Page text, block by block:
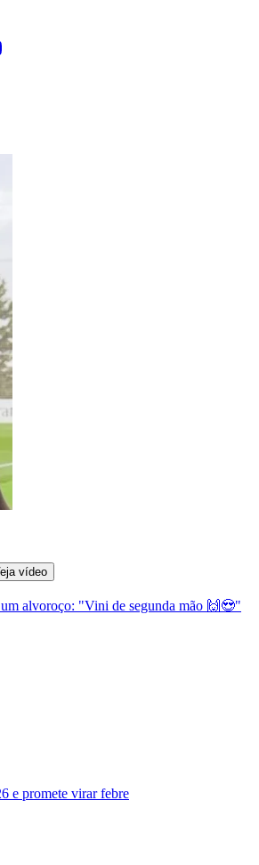
vídeo
um alvoroço: "Vini de segunda mão 🙌😍"
e promete virar febre